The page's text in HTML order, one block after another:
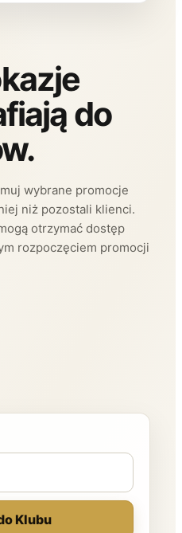
do
wybrane promocje
niż pozostali klienci.
otrzymać dostęp
rozpoczęciem promocji
Klubu